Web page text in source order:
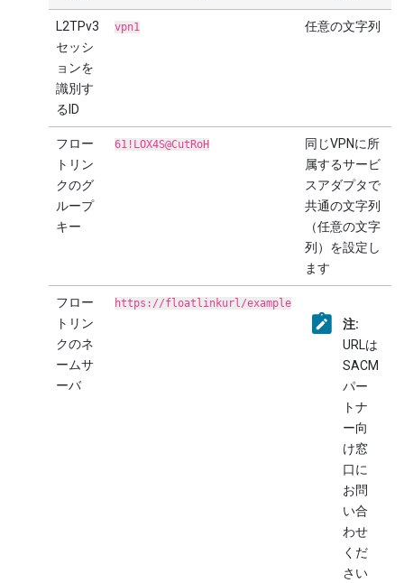
L2TPv3
セッシ
ョンを
識別す
るID
vpn1 任意の文字列
フロー
トリン
クのグ
ループ
キー
61!LOX4S@CutRoH
同じVPNに所
属するサービ
スアダプタで
共通の文字列
（任意の文字
列）を設定し
ます
フロー
トリン
クのネ
ームサ
ーバ
https://floatlinkurl/example
注:
URLは
SACM
パー
トナ
ー向
け窓
口に
お問
い合
わせ
くだ
さい